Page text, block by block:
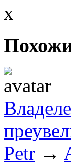
x
Petr →